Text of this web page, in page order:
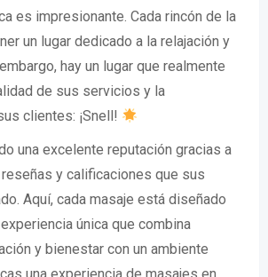
es impresionante. Cada rincón de la
un lugar dedicado a la relajación y
hay un lugar que realmente
de sus servicios y la
clientes: ¡Snell!
una excelente reputación gracias a
y calificaciones que sus
Aquí, cada masaje está diseñado
única que combina
y bienestar con un ambiente